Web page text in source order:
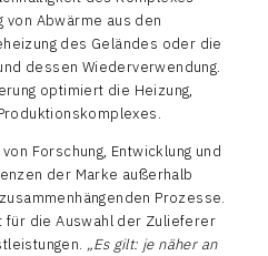
von Abwärme aus den
des Geländes oder die
dessen Wiederverwendung.
optimiert die Heizung,
Forschung, Entwicklung und
der Marke außerhalb
Prozesse.
für die Auswahl der Zulieferer
„Es gilt: je näher an